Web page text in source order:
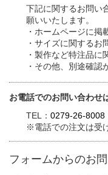
下記に関するお問い
願いいたします。
・ホームページに掲
・サイズに関するお
・製作など特注品に
・その他、別途確認
お電話でのお問い合わせ
TEL： 0279-26-8008
※電話での注文は受
フォームからのお